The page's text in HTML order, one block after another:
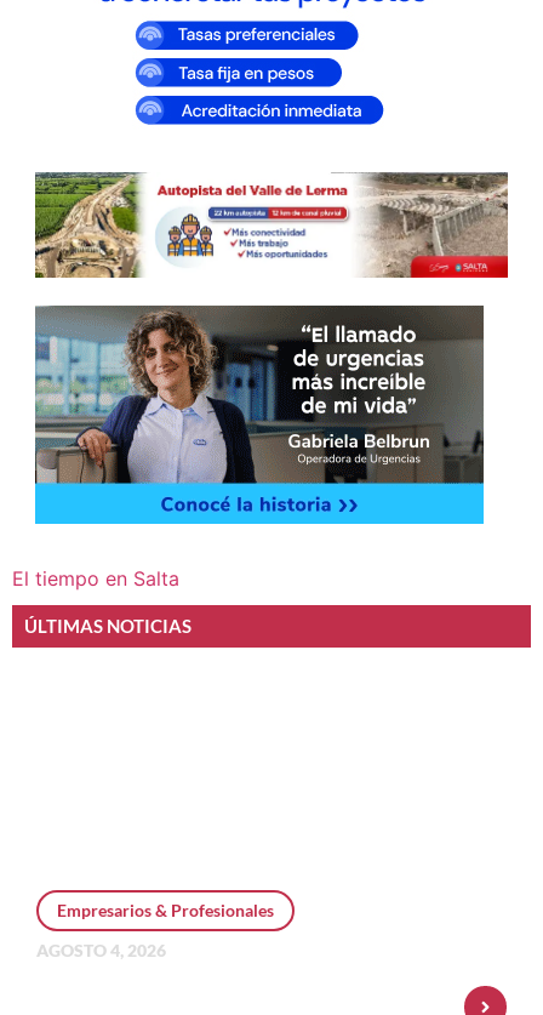
El tiempo en Salta
ÚLTIMAS NOTICIAS
Empresarios & Profesionales
AGOSTO 4, 2026